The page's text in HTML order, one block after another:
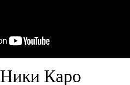
Ники Каро